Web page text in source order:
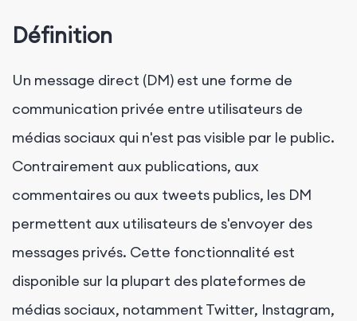
Définition
Un message direct (DM) est une forme de
communication privée entre utilisateurs de
médias sociaux qui n'est pas visible par le public.
Contrairement aux publications, aux
commentaires ou aux tweets publics, les DM
permettent aux utilisateurs de s'envoyer des
messages privés. Cette fonctionnalité est
disponible sur la plupart des plateformes de
médias sociaux, notamment Twitter, Instagram,